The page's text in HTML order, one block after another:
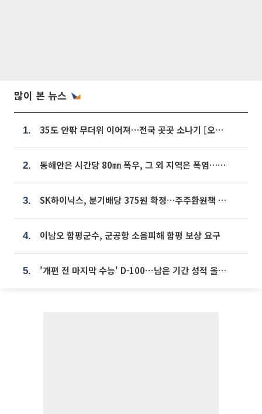
많이 본 뉴스
1. 35도 안팎 무더위 이어져…전국 곳곳 소나기 [오늘 날씨]
2. 동해안은 시간당 80㎜ 폭우, 그 외 지역은 폭염…‘극과 극 날씨’
3. SK하이닉스, 분기배당 375원 확정…주주환원책 9월로 앞당겨 발표
4. 이남오 함평군수, 군공항 소음피해 함평 보상 요구
5. '개편 전 마지막 수능' D-100⋯남은 기간 성적 올릴 전략은